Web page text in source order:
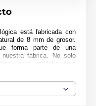
está fabricada con
de 8 mm de grosor.
forma parte de una
fábrica. No solo
esta medalla será
noble, impresionante y
grandes de hasta 9 cm.